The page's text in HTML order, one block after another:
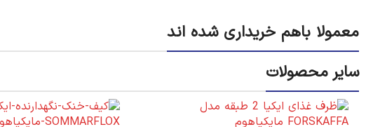
معمولا باهم خریداری شده اند
سایر محصولات